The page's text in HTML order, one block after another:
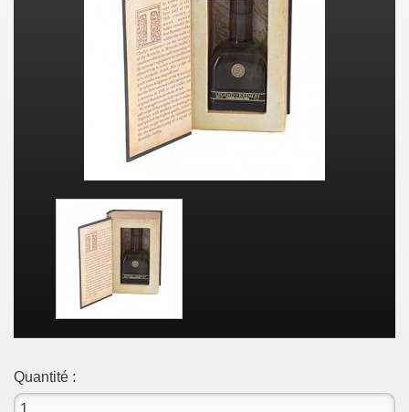
Quantité :